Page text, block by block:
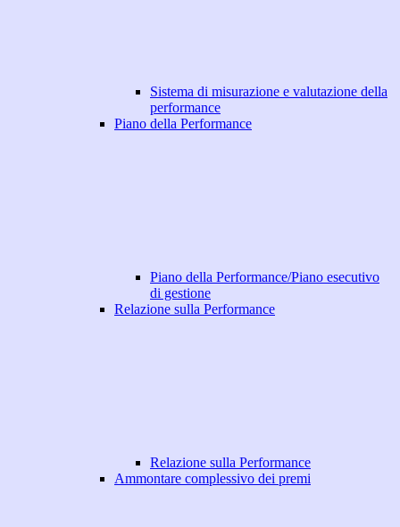
Sistema di misurazione e valutazione della
performance
Piano della Performance
Piano della Performance/Piano esecutivo
di gestione
Relazione sulla Performance
Relazione sulla Performance
Ammontare complessivo dei premi